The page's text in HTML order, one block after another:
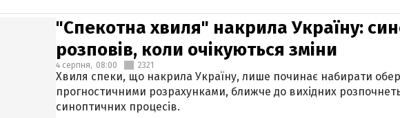
"Спекотна хвиля" накрила Україну:
розповів, коли очікуються зміни
4 серпня, 08:00 2321
Хвиля спеки, що накрила Україну, лише починає набирати
прогностичними розрахунками, ближче до вихідних
синоптичних процесів.